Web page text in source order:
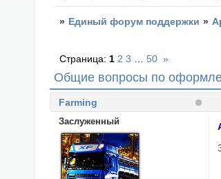
» Единый форум поддержки »
Общие вопросы по
Страница: 1 2 3 50 »
Farming
Заслуженный